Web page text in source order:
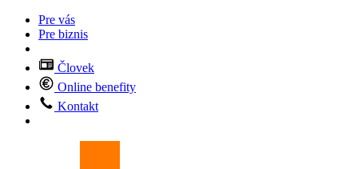
Pre vás
Pre biznis
Človek
Online benefity
Kontakt